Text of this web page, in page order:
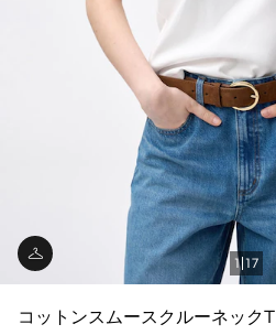
1 17
コットンスムースクルーネックT